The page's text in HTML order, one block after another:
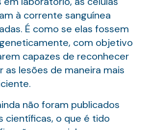
à corrente sanguínea
É como se elas fossem
com objetivo
capazes de reconhecer
as lesões de maneira mais
não foram publicados
científicas, o que é tido